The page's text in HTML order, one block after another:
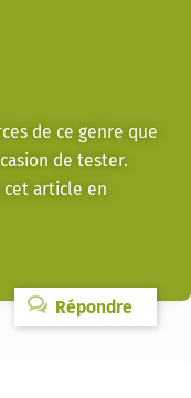
de ce genre que
de tester.
article en
Répondre